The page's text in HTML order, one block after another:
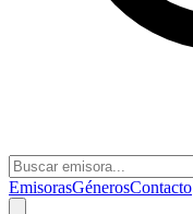
EmisorasGénerosContacto